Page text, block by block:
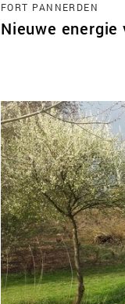
FORT PANNERDEN
Nieuwe energie